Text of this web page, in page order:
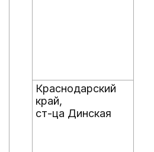
Краснодарский
край,
ст-ца Динская